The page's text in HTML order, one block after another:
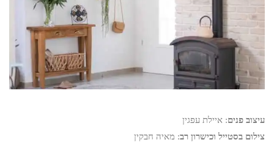
עיצוב פנים: איילת עפגין
צילום בסטייל וכישרון רב: מאיה חבקין